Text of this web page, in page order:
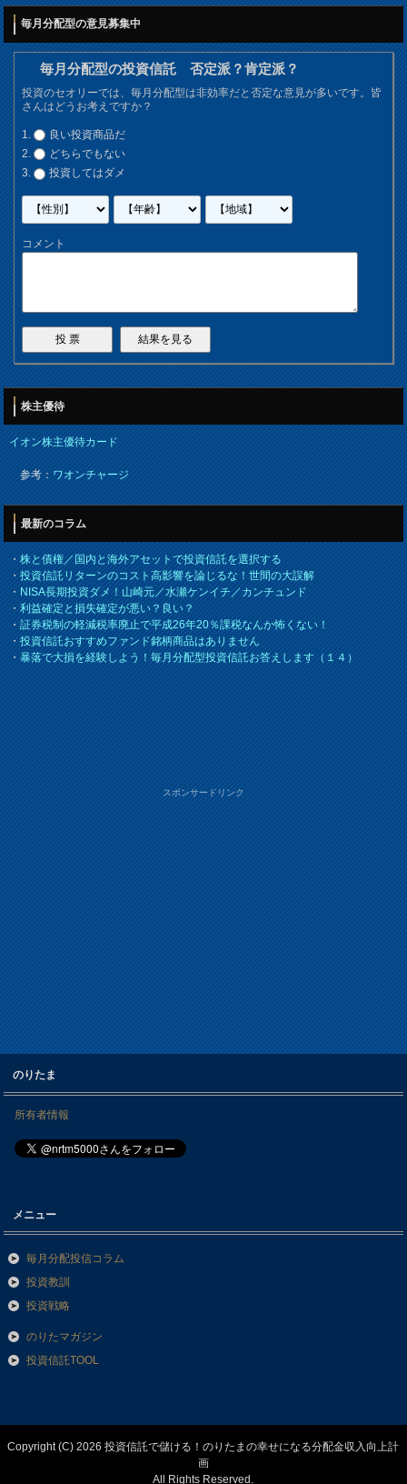
毎月分配型の意見募集中
毎月分配型の投資信託 否定派？肯定派？
投資のセオリーでは、毎月分配型は非効率だと否定な意見が多いです。皆
さんはどうお考えですか？
良い投資商品だ
どちらでもない
投資してはダメ
コメント
株主優待
イオン株主優待カード
参考：ワオンチャージ
最新のコラム
・株と債権／国内と海外アセットで投資信託を選択する
・投資信託リターンのコスト高影響を論じるな！世間の大誤解
・NISA長期投資ダメ！山崎元／水瀬ケンイチ／カンチュンド
・利益確定と損失確定が悪い？良い？
・証券税制の軽減税率廃止で平成26年20％課税なんか怖くない！
・投資信託おすすめファンド銘柄商品はありません
・暴落で大損を経験しよう！毎月分配型投資信託お答えします（１４）
スポンサードリンク
のりたま
所有者情報
メニュー
毎月分配投信コラム
投資教訓
投資戦略
のりたマガジン
投資信託TOOL
Copyright (C) 2026 投資信託で儲ける！のりたまの幸せになる分配金収入向上計
画
All Rights Reserved.